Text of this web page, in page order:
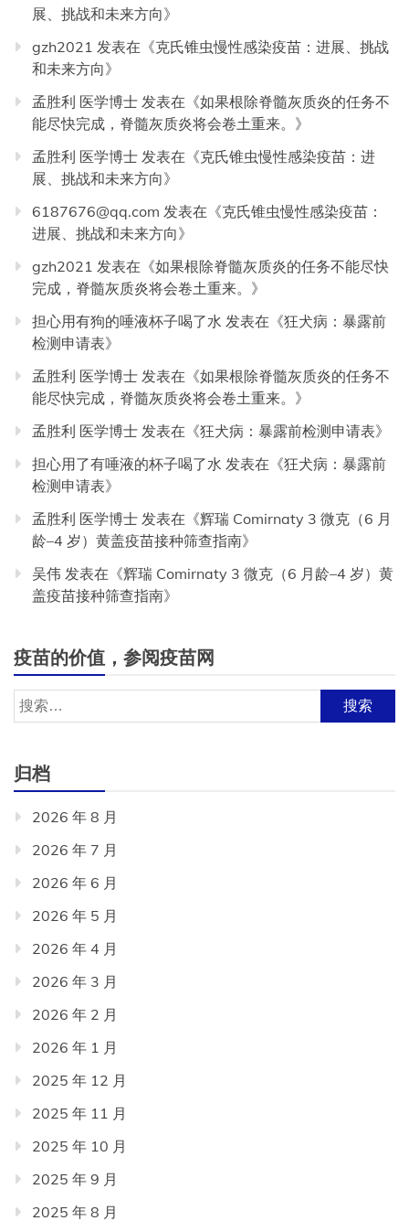
展、挑战和未来方向》
gzh2021 发表在《克氏锥虫慢性感染疫苗：进展、挑战
和未来方向》
孟胜利 医学博士 发表在《如果根除脊髓灰质炎的任务不
能尽快完成，脊髓灰质炎将会卷土重来。 》
孟胜利 医学博士 发表在《克氏锥虫慢性感染疫苗：进
展、挑战和未来方向》
6187676@qq.com 发表在《克氏锥虫慢性感染疫苗：
进展、挑战和未来方向》
gzh2021 发表在《如果根除脊髓灰质炎的任务不能尽快
完成，脊髓灰质炎将会卷土重来。 》
担心用有狗的唾液杯子喝了水 发表在《狂犬病：暴露前
检测申请表》
孟胜利 医学博士 发表在《如果根除脊髓灰质炎的任务不
能尽快完成，脊髓灰质炎将会卷土重来。 》
孟胜利 医学博士 发表在《狂犬病：暴露前检测申请表》
担心用了有唾液的杯子喝了水 发表在《狂犬病：暴露前
检测申请表》
孟胜利 医学博士 发表在《辉瑞 Comirnaty 3 微克（6 月
龄–4 岁）黄盖疫苗接种筛查指南》
吴伟 发表在《辉瑞 Comirnaty 3 微克（6 月龄–4 岁）黄
盖疫苗接种筛查指南》
疫苗的价值，参阅疫苗网
搜
索：
归档
2026 年 8 月
2026 年 7 月
2026 年 6 月
2026 年 5 月
2026 年 4 月
2026 年 3 月
2026 年 2 月
2026 年 1 月
2025 年 12 月
2025 年 11 月
2025 年 10 月
2025 年 9 月
2025 年 8 月